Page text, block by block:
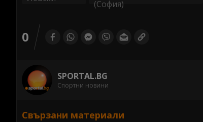
0
SPORTAL.BG
Спортни новини
Свързани материали